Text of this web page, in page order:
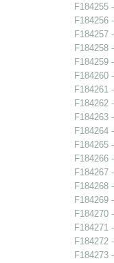
F184255
F184256
F184257
F184258
F184259
F184260
F184261
F184262
F184263
F184264
F184265
F184266
F184267
F184268
F184269
F184270
F184271
F184272
F184273